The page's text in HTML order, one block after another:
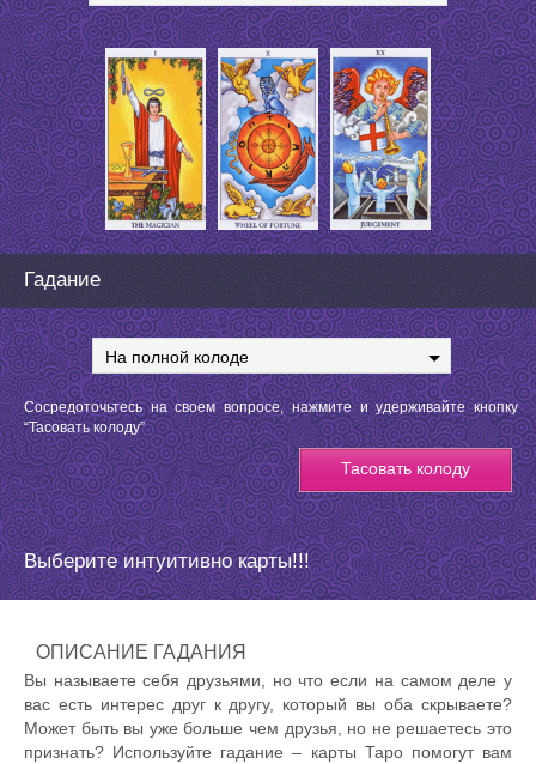
Гадание
На полной колоде
Сосредоточьтесь на своем вопросе, нажмите и удерживайте кнопку
“Тасовать колоду”
Тасовать колоду
Выберите интуитивно карты!!!
ОПИСАНИЕ ГАДАНИЯ
Вы называете себя друзьями, но что если на самом деле у
вас есть интерес друг к другу, который вы оба скрываете?
Может быть вы уже больше чем друзья, но не решаетесь это
признать? Используйте гадание – карты Таро помогут вам